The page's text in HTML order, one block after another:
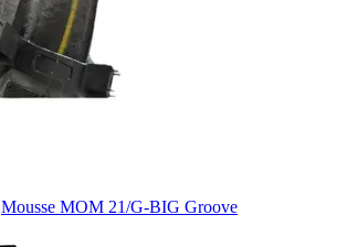
Mousse MOM 21/G-BIG Groove